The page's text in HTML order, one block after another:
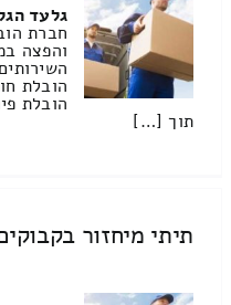
גלעד
חברת
והפצה
הובלת
הובלת
תוך […]
תיתי מיחזור